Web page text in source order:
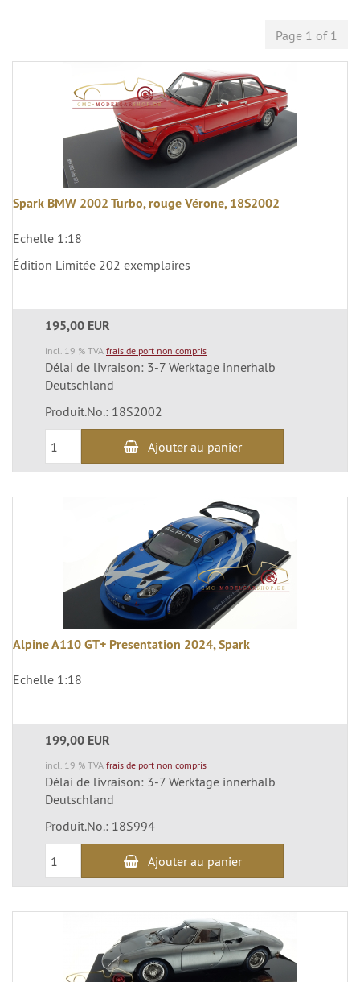
Page 1 of 1
Spark BMW 2002 Turbo, rouge Vérone, 18S2002
Echelle 1:18
Édition Limitée 202 exemplaires
195,00 EUR
incl. 19 % TVA frais de port non compris
Délai de livraison: 3-7 Werktage innerhalb
Deutschland
Produit.No.: 18S2002
Ajouter au panier
Alpine A110 GT+ Presentation 2024, Spark
Echelle 1:18
199,00 EUR
incl. 19 % TVA frais de port non compris
Délai de livraison: 3-7 Werktage innerhalb
Deutschland
Produit.No.: 18S994
Ajouter au panier